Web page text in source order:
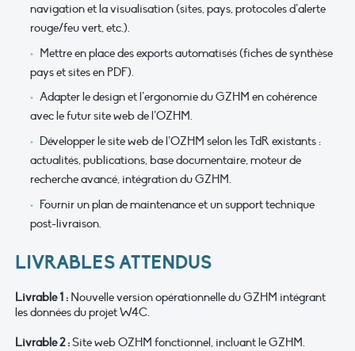
navigation et la visualisation (sites, pays, protocoles d’alerte
rouge/feu vert, etc.).
Mettre en place des exports automatisés (fiches de synthèse
pays et sites en PDF).
Adapter le design et l’ergonomie du GZHM en cohérence
avec le futur site web de l’OZHM.
Développer le site web de l’OZHM selon les TdR existants :
actualités, publications, base documentaire, moteur de
recherche avancé, intégration du GZHM.
Fournir un plan de maintenance et un support technique
post-livraison.
LIVRABLES ATTENDUS
Livrable 1 : Nouvelle version opérationnelle du GZHM intégrant
les données du projet W4C.
Livrable 2 :Site web OZHM fonctionnel, incluant le GZHM.